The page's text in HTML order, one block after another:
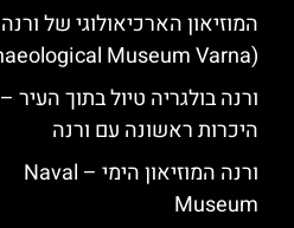
המוזיאון הארכיאולוגי של ורנה
(Archaeological Museum Varna)
ורנה בולגריה טיול בתוך העיר –
היכרות ראשונה עם ורנה
ורנה המוזיאון הימי – Naval
Museum